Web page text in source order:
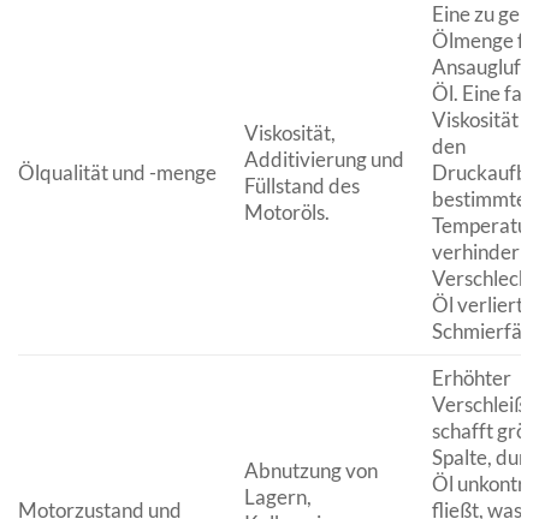
Ölqualität und -menge
Viskosität,
Additivierung und
Füllstand des
Motoröls.
Eine zu
Ölmenge
Ansaugluft
Öl. Eine
Viskosität
den
bestimmten
verhindern.
Öl verliert
Motorzustand und
Abnutzung von
Lagern,
Erhöhter
Verschleiß
schafft
Spalte,
Öl
fließt, was